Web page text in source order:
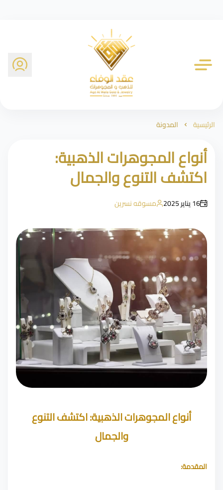
شركة عقد الوفاء للذهب
الرئيسية المدونة
أنواع المجوهرات الذهبية:
اكتشف التنوع والجمال
16 يناير 2025 مسوقه نسرين
أنواع المجوهرات الذهبية: اكتشف التنوع
والجمال
المقدمة: